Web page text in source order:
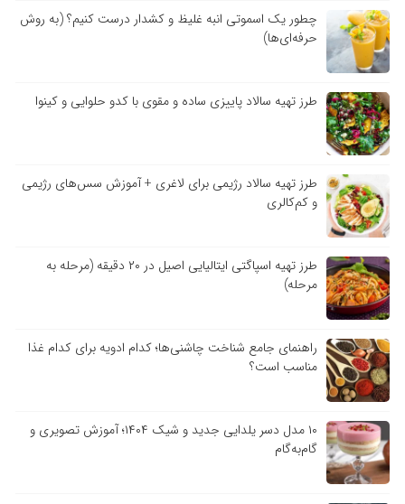
چطور یک اسموتی انبه غلیظ و کشدار درست کنیم؟ (به روش
حرفه‌ای‌ها)
طرز تهیه سالاد پاییزی ساده و مقوی با کدو حلوایی و کینوا
طرز تهیه سالاد رژیمی برای لاغری + آموزش سس‌های رژیمی
و کم‌کالری
طرز تهیه اسپاگتی ایتالیایی اصیل در ۲۰ دقیقه (مرحله به
مرحله)
راهنمای جامع شناخت چاشنی‌ها؛ کدام ادویه برای کدام غذا
مناسب است؟
۱۰ مدل دسر یلدایی جدید و شیک ۱۴۰۴؛ آموزش تصویری و
گام‌به‌گام